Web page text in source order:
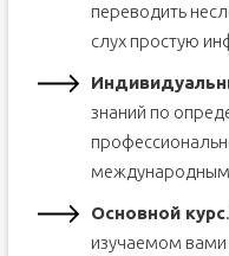
переводить
слух простую
знаний по
международным
Основной курс
изучаемом вами